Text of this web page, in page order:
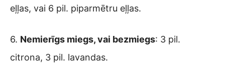
eļļas, vai 6 pil. piparmētru eļļas.
6. Nemierīgs miegs, vai bezmiegs: 3 pil.
citrona, 3 pil. lavandas.